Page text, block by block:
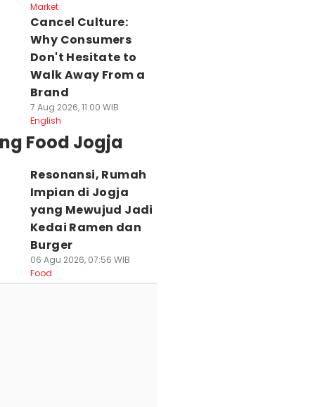
Market
Cancel Culture:
Why Consumers
Don't Hesitate to
Walk Away From a
Brand
7 Aug 2026, 11:00 WIB
English
Food Jogja
Resonansi, Rumah
Impian di Jogja
yang Mewujud Jadi
Kedai Ramen dan
Burger
06 Agu 2026, 07:56 WIB
Food